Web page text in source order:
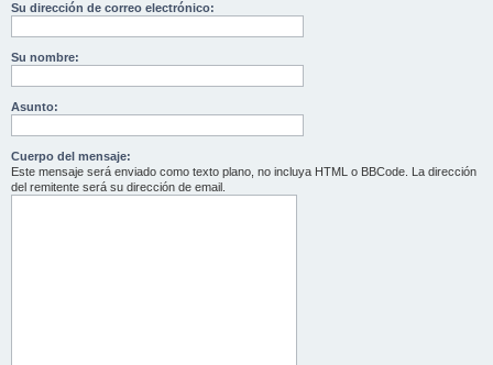
Su dirección de correo electrónico:
Su nombre:
Asunto:
Cuerpo del mensaje:
Este mensaje será enviado como texto plano, no incluya HTML o BBCode. La dirección
del remitente será su dirección de email.